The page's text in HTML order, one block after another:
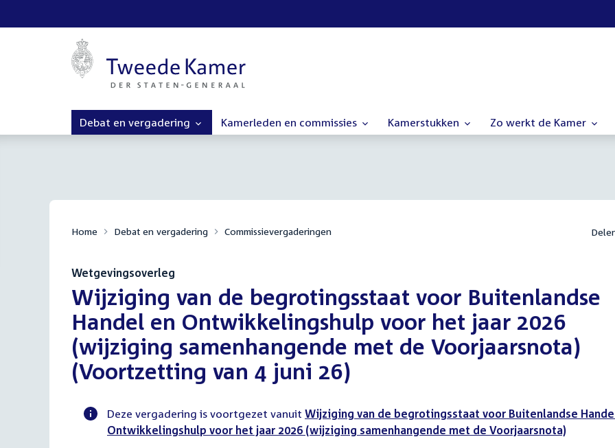
Debat en vergadering Kamerleden en commissies Kamerstukken Zo werkt de Kamer
Home Debat en vergadering Commissievergaderingen
Wetgevingsoverleg
:Wijziging van de begrotingsstaat voor Buitenlandse
Handel en Ontwikkelingshulp voor het jaar 2026
(wijziging samenhangende met de Voorjaarsnota)
(Voortzetting van 4 juni 26)
Voortgangsstatus
Deze vergadering is voortgezet vanuit Wijziging van de begrotingsstaat voor Buitenlandse
Ontwikkelingshulp voor het jaar 2026 (wijziging samenhangende met de Voorjaarsnota)